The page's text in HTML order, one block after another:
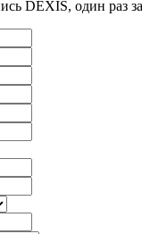
DEXIS, один раз